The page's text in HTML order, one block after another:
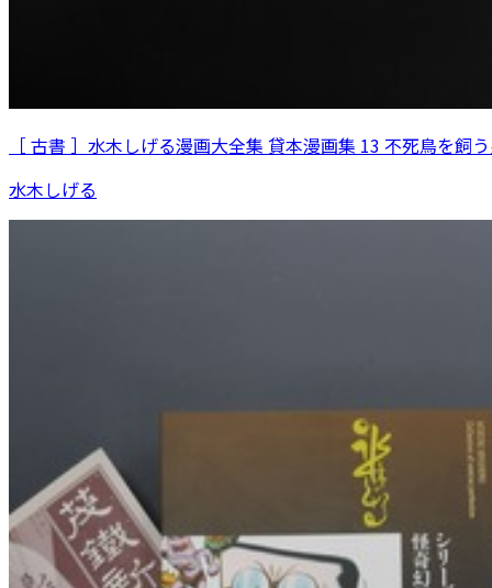
［ 古書 ］水木しげる漫画大全集 貸本漫画集 13 不死鳥を飼
水木しげる